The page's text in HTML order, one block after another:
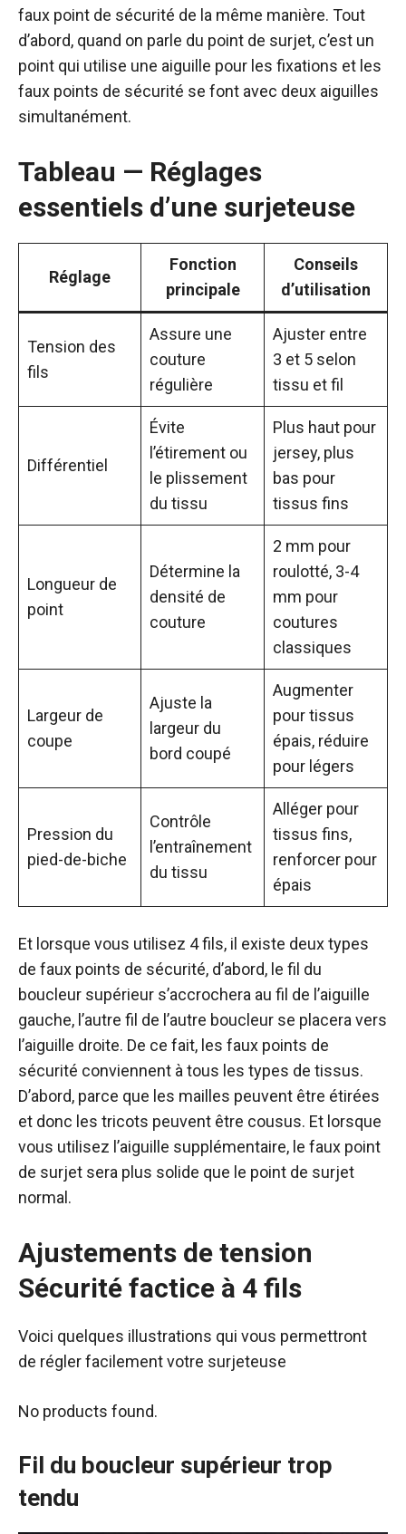
faux point de sécurité de la même manière. Tout
d’abord, quand on parle du point de surjet, c’est un
point qui utilise une aiguille pour les fixations et les
faux points de sécurité se font avec deux aiguilles
simultanément.
Tableau — Réglages
essentiels d’une surjeteuse
Réglage
Fonction
principale
Conseils
d’utilisation
Tension des
fils
Assure une
couture
régulière
Ajuster entre
3 et 5 selon
tissu et fil
Différentiel
Évite
l’étirement ou
le plissement
du tissu
Plus haut pour
jersey, plus
bas pour
tissus fins
Longueur de
point
Détermine la
densité de
couture
2 mm pour
roulotté, 3-4
mm pour
coutures
classiques
Largeur de
coupe
Ajuste la
largeur du
bord coupé
Augmenter
pour tissus
épais, réduire
pour légers
Pression du
pied-de-biche
Contrôle
l’entraînement
du tissu
Alléger pour
tissus fins,
renforcer pour
épais
Et lorsque vous utilisez 4 fils, il existe deux types
de faux points de sécurité, d’abord, le fil du
boucleur supérieur s’accrochera au fil de l’aiguille
gauche, l’autre fil de l’autre boucleur se placera vers
l’aiguille droite. De ce fait, les faux points de
sécurité conviennent à tous les types de tissus.
D’abord, parce que les mailles peuvent être étirées
et donc les tricots peuvent être cousus. Et lorsque
vous utilisez l’aiguille supplémentaire, le faux point
de surjet sera plus solide que le point de surjet
normal.
Ajustements de tension
Sécurité factice à 4 fils
Voici quelques illustrations qui vous permettront
de régler facilement votre surjeteuse
No products found.
Fil du boucleur supérieur trop
tendu